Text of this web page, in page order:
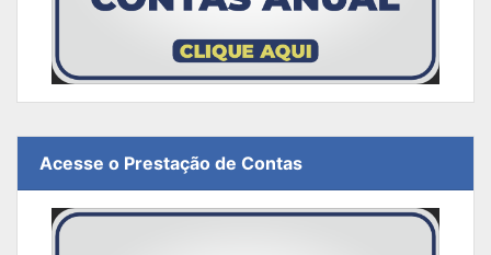
Acesse o Prestação de Contas